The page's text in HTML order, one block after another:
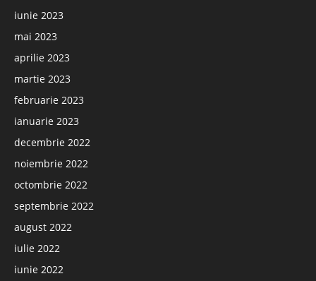
iunie 2023
mai 2023
aprilie 2023
martie 2023
februarie 2023
ianuarie 2023
decembrie 2022
noiembrie 2022
octombrie 2022
septembrie 2022
august 2022
iulie 2022
iunie 2022